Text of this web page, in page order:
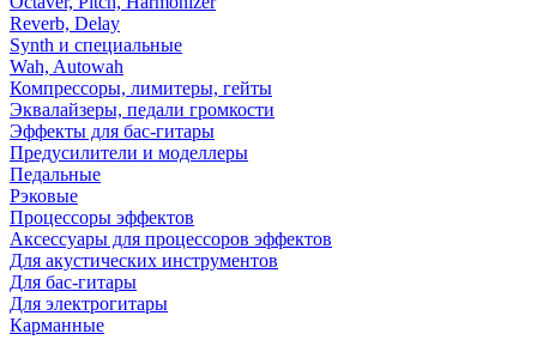
Reverb, Delay
Synth и специальные
Wah, Autowah
Компрессоры, лимитеры, гейты
Эквалайзеры, педали громкости
Эффекты для бас-гитары
Предусилители и моделлеры
Педальные
Рэковые
Процессоры эффектов
Аксессуары для процессоров эффектов
Для акустических инструментов
Для бас-гитары
Для электрогитары
Карманные